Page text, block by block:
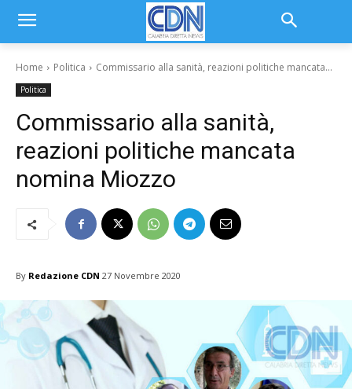
Home Politica Commissario alla sanità, reazioni politiche mancata...
Politica
Commissario alla sanità,
reazioni politiche mancata
nomina Miozzo
By Redazione CDN 27 Novembre 2020